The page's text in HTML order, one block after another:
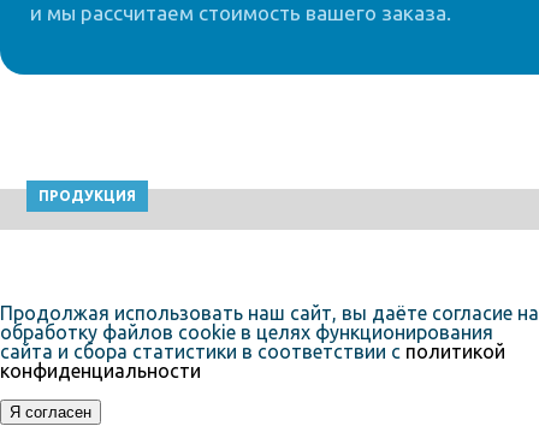
и мы рассчитаем стоимость вашего заказа.
ПРОДУКЦИЯ
Продолжая использовать наш сайт, вы даёте согласие на
обработку файлов cookie в целях функционирования
сайта и сбора статистики в соответствии с политикой
конфиденциальности
Я согласен